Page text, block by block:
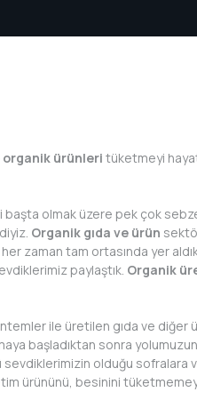
organik ürünleri tüketmeyi
olmak üzere pek çok
Organik gıda ve ürün
zaman tam ortasında yer
paylaştık. Organik
ile üretilen gıda ve diğer
başladıktan sonra
sevdiklerimizin olduğu sofralara
ürününü, besinini